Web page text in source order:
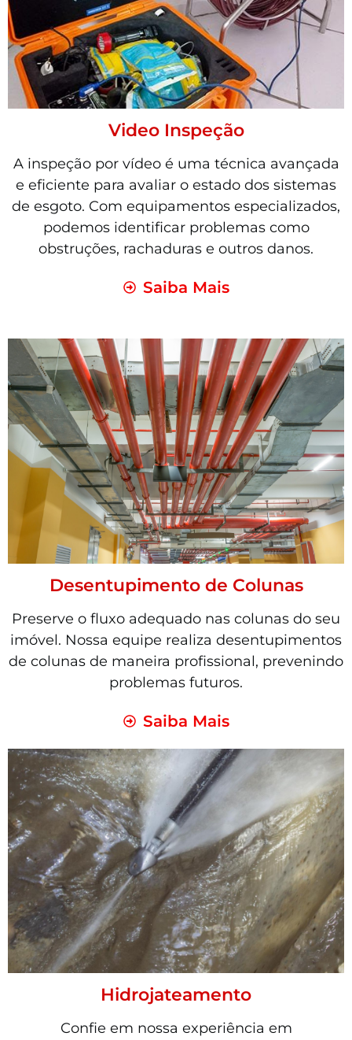
Video Inspeção
A inspeção por vídeo é uma técnica avançada
e eficiente para avaliar o estado dos sistemas
de esgoto. Com equipamentos especializados,
podemos identificar problemas como
obstruções, rachaduras e outros danos.
Saiba Mais
Desentupimento de Colunas
Preserve o fluxo adequado nas colunas do seu
imóvel. Nossa equipe realiza desentupimentos
de colunas de maneira profissional, prevenindo
problemas futuros.
Saiba Mais
Hidrojateamento
Confie em nossa experiência em